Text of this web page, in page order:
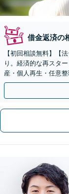
借金返済の
【初回相談無料】【
り。経済的な再スタ
産・個人再生・任意